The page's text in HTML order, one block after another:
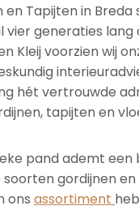
en Tapijten in Breda
vier generaties
Kleij voorzien wij
hét vertrouwde
tapijten en
pand ademt een
soorten gordijnen
ons assortiment